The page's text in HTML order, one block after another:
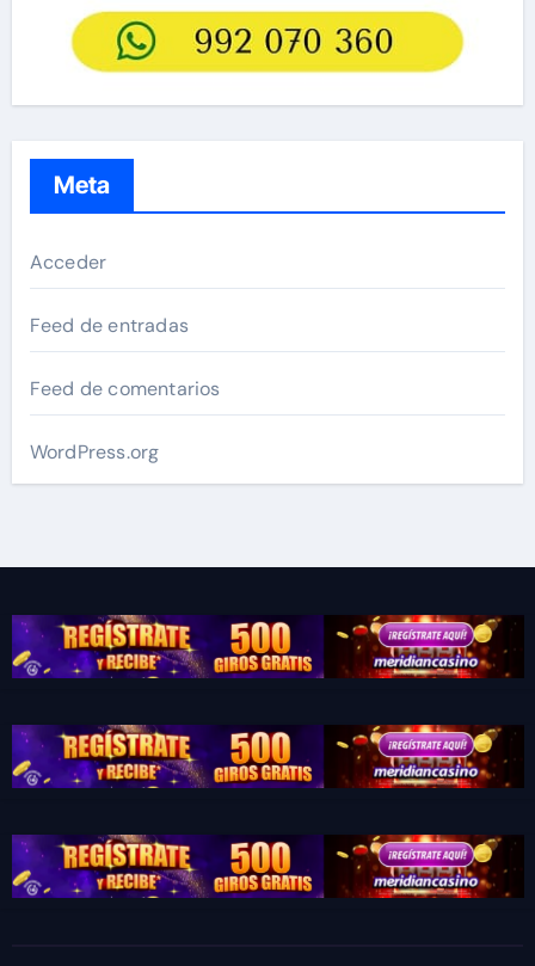
Meta
Acceder
Feed de entradas
Feed de comentarios
WordPress.org